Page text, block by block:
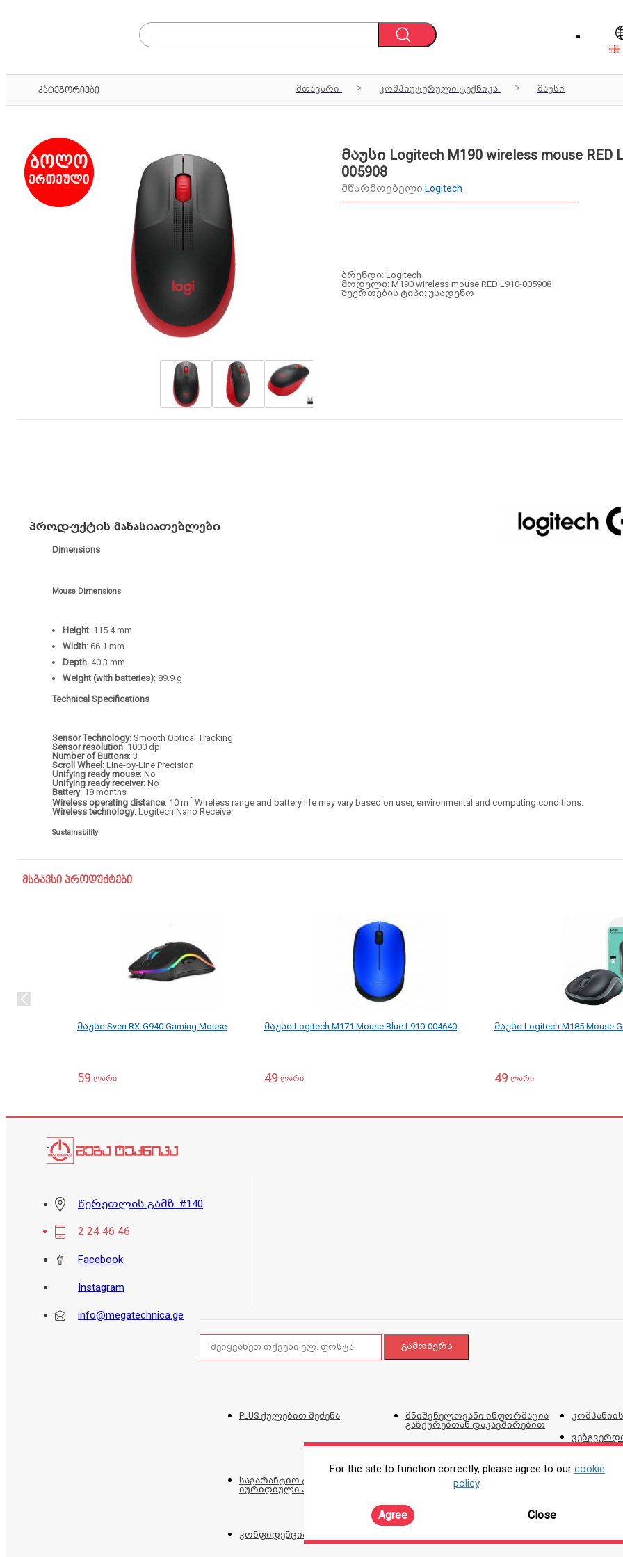
კატეგორიები მთავარი კომპიუტერული ტექნიკა მაუსი
მაუსი Logitech M190 wireless mouse RED
005908
მწარმოებელი Logitech
ბრენდი: Logitech
მოდელი: M190 wireless mouse RED L910-005908
შეერთების ტიპი: უსადენო
პროდუქტის მახასიათებლები
Dimensions
Mouse Dimensions
Height: 115.4 mm
Width: 66.1 mm
Depth: 40.3 mm
Weight (with batteries): 89.9 g
Technical Specifications
Sensor Technology: Smooth Optical Tracking
Sensor resolution: 1000 dpi
Number of Buttons: 3
Scroll Wheel : Line-by-Line Precision
Unifying ready mouse: No
Unifying ready receiver: No
Battery: 18 months
Wireless operating distance: 10 m 1 Wireless range and battery life may vary based on user, environmental and computing conditions.
Wireless technology: Logitech Nano Receiver
Sustainability
მსგავსი პროდუქტები
მაუსი Sven RX-G940 Gaming Mouse
59 ლარი
მაუსი Logitech M171 Mouse Blue L910-004640
49 ლარი
მაუსი Logitech M185 Mouse
49 ლარი
წერეთლის გამზ. #140
2 24 46 46
Facebook
Instagram
info@megatechnica.ge
PLUS ქულებით შეძენა მნიშვნელოვანი ინფორმაცია
გაზქურებთან დაკავშირებით
და
საგარანტიო ტალონი
იურიდიული პირებისთვის
პროდუქციის შეკეთების,
გადაცვლის და დაბრუნების
ონლაინ
კონფიდენციალობის პოლიტიკა N1
For the site to function correctly, please agree to our cookie
policy.
Agree Close